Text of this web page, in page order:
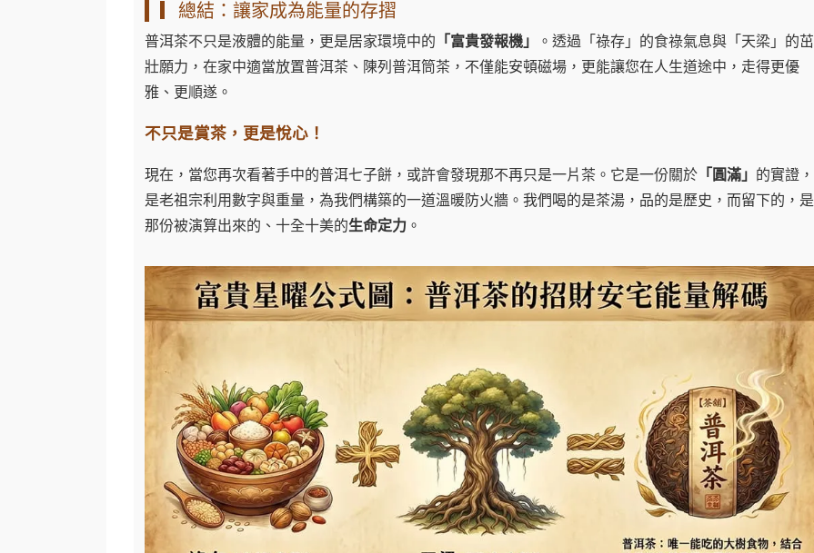
▎總結：讓家成為能量的存摺
普洱茶不只是液體的能量，更是居家環境中的 「富貴發報機」
。透過「祿存」的食祿氣息與「天梁」的茁
壯願力，在家中適當放置普洱茶、陳列普洱筒茶，不僅能安頓磁場，更能讓您在人生道途中，走得更優
雅、更順遂。
不只是賞茶，更是悅心！
現在，當您再次看著手中的普洱七子餅，或許會發現那不再只是一片茶。它是一份關於 「圓滿」 的實證，
是老祖宗利用數字與重量，為我們構築的一道溫暖防火牆。我們喝的是茶湯，品的是歷史，而留下的，是
那份被演算出來的、十全十美的生命定力 。